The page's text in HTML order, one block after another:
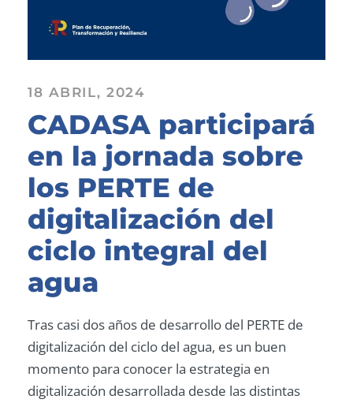
18 ABRIL, 2024
CADASA participará
en la jornada sobre
los PERTE de
digitalización del
ciclo integral del
agua
Tras casi dos años de desarrollo del PERTE de
digitalización del ciclo del agua, es un buen
momento para conocer la estrategia en
digitalización desarrollada desde las distintas